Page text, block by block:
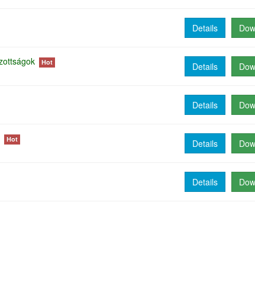
Details
Hot Details
Details
Hot Details
Details